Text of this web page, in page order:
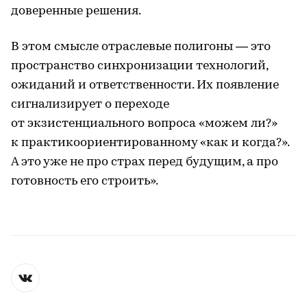
доверенные решения.
В этом смысле отраслевые полигоны — это
пространство синхронизации технологий,
ожиданий и ответственности. Их появление
сигнализирует о переходе
от экзистенциального вопроса «можем ли?»
к практикоориентированному «как и когда?».
А это уже не про страх перед будущим, а про
готовность его строить».